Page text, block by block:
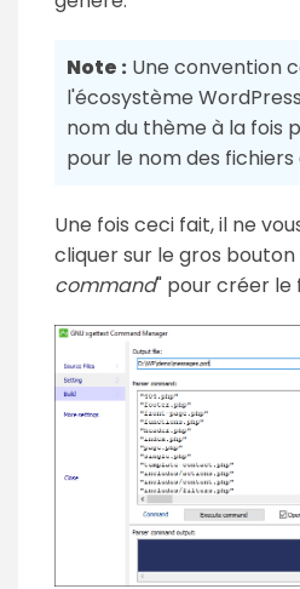
Note : Une convention
l'écosystème
nom du thème à la fois
pour le nom des
Une fois ceci fait, il ne
cliquer sur le gros bouton
command" pour créer le